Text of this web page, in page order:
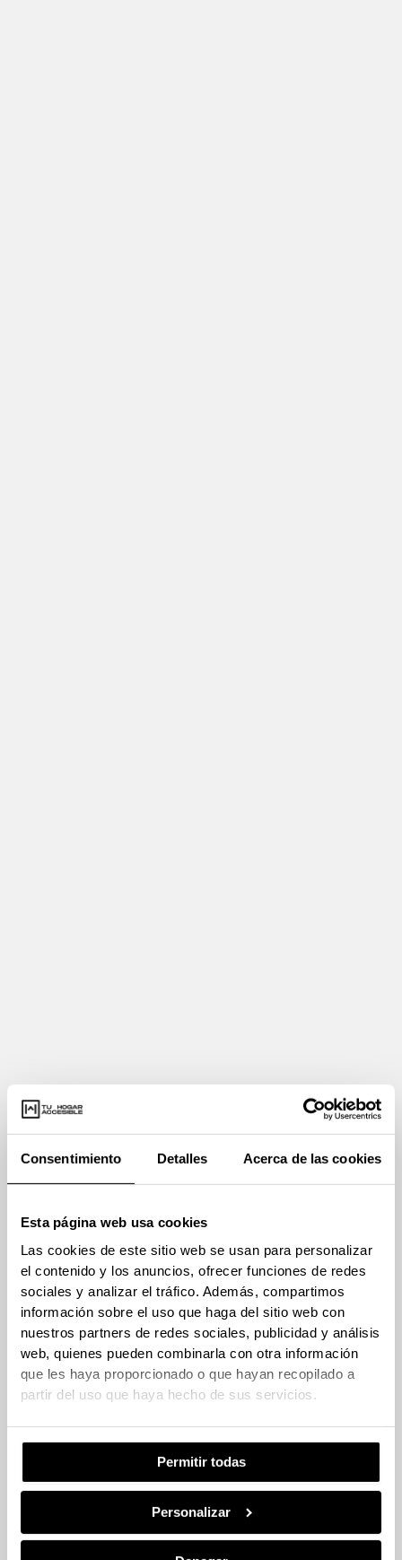
Consentimiento Detalles Acerca de las cookies
Esta página web usa cookies
Las cookies de este sitio web se usan para personalizar
el contenido y los anuncios, ofrecer funciones de redes
sociales y analizar el tráfico. Además, compartimos
información sobre el uso que haga del sitio web con
nuestros partners de redes sociales, publicidad y análisis
web, quienes pueden combinarla con otra información
que les haya proporcionado o que hayan recopilado a
partir del uso que haya hecho de sus servicios.
Permitir todas
Personalizar